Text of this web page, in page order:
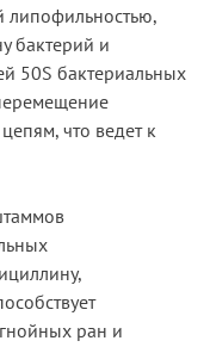
липофильностью,
бактерий и
50S бактериальных
что ведет к
ран и